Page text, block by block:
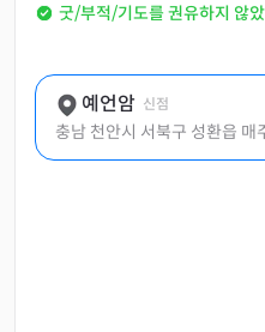
굿/부적/기도를 권유하지 않
예언암 신점
충남 천안시 서북구 성환읍 매